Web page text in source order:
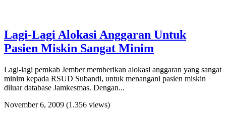
Lagi-Lagi Alokasi Anggaran Untuk
Pasien Miskin Sangat Minim
Lagi-lagi pemkab Jember memberikan alokasi anggaran yang sangat
minim kepada RSUD Subandi, untuk menangani pasien miskin
diluar database Jamkesmas. Dengan...
November 6, 2009 (1.356 views)